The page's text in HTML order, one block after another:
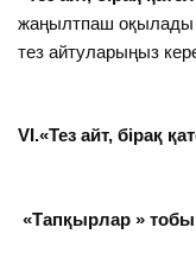
жаңылтпаш оқылады
тез айтуларыңыз
VІ.«Тез айт, бірақ
«Тапқырлар »